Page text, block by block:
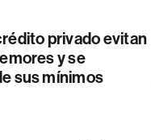
privado evitan
y se
sus mínimos